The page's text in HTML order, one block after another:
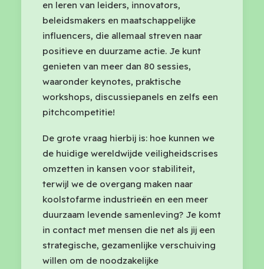
en leren van leiders, innovators,
beleidsmakers en maatschappelijke
influencers, die allemaal streven naar
positieve en duurzame actie. Je kunt
genieten van meer dan 80 sessies,
waaronder keynotes, praktische
workshops, discussiepanels en zelfs een
pitchcompetitie!
De grote vraag hierbij is: hoe kunnen we
de huidige wereldwijde veiligheidscrises
omzetten in kansen voor stabiliteit,
terwijl we de overgang maken naar
koolstofarme industrieën en een meer
duurzaam levende samenleving? Je komt
in contact met mensen die net als jij een
strategische, gezamenlijke verschuiving
willen om de noodzakelijke